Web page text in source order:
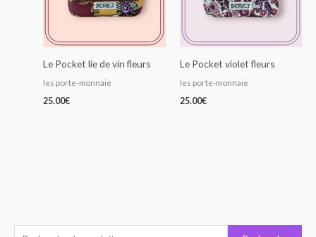
Le Pocket lie de vin fleurs
les porte-monnaie
25.00€
Le Pocket violet fleurs
les porte-monnaie
25.00€